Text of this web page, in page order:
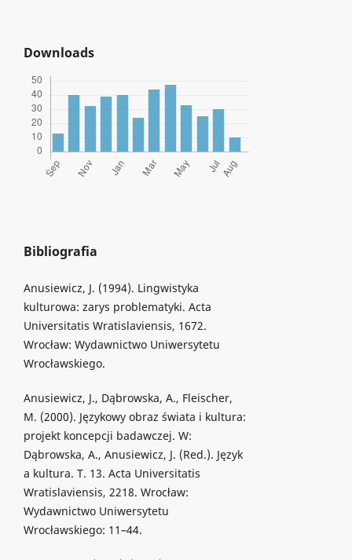
Downloads
Bibliografia
Anusiewicz, J. (1994). Lingwistyka
kulturowa: zarys problematyki. Acta
Universitatis Wratislaviensis, 1672.
Wrocław: Wydawnictwo Uniwersytetu
Wrocławskiego.
Anusiewicz, J., Dąbrowska, A., Fleischer,
M. (2000). Językowy obraz świata i kultura:
projekt koncepcji badawczej. W:
Dąbrowska, A., Anusiewicz, J. (Red.). Język
a kultura. T. 13. Acta Universitatis
Wratislaviensis, 2218. Wrocław:
Wydawnictwo Uniwersytetu
Wrocławskiego: 11–44.